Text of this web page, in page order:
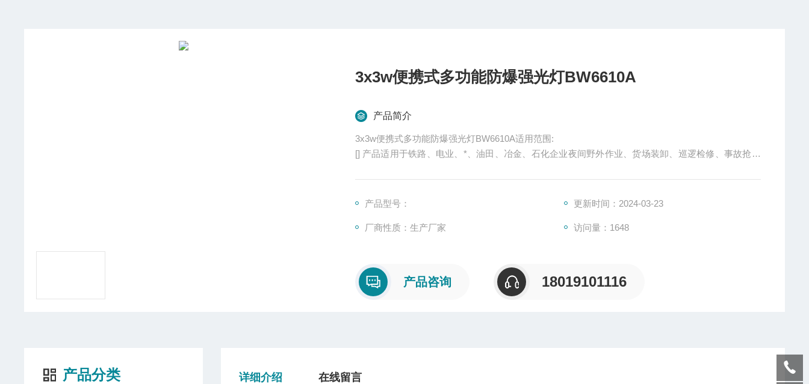
3x3w便携式多功能防爆强光灯BW6610A
产品简介
3x3w便携式多功能防爆强光灯BW6610A适用范围:
[] 产品适用于铁路、电业、*、油田、冶金、石化企业夜间野外作业、货场装卸、巡逻检修、事故抢修
产品型号： 更新时间：2024-03-23
厂商性质：生产厂家 访问量：1648
产品咨询 18019101116
产品分类 详细介绍 在线留言